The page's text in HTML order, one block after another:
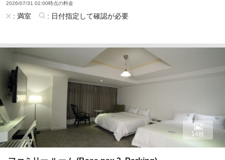
2026/07/31 02:00時点の料金
: 満室 : 日付指定して確認が必要
14枚